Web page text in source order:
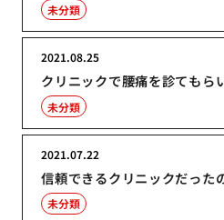
未分類
クリニックで腰痛を診てもら
2021.08.25
未分類
信頼できるクリニックだった
2021.07.22
未分類